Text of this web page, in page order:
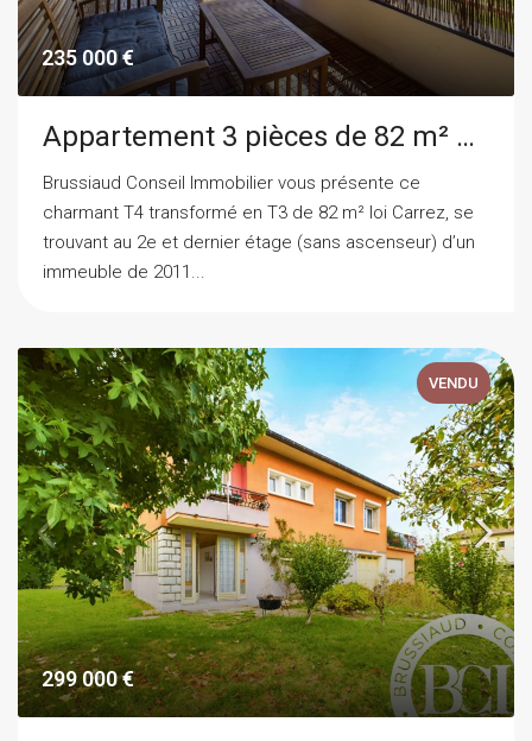
235 000 €
Appartement 3 pièces de 82 m² à Villard Bonnot
Brussiaud Conseil Immobilier vous présente ce
charmant T4 transformé en T3 de 82 m² loi Carrez, se
trouvant au 2e et dernier étage (sans ascenseur) d’un
immeuble de 2011...
VENDU
299 000 €